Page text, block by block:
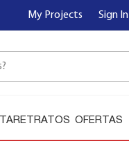
My Projects Sign In
OFERTAS